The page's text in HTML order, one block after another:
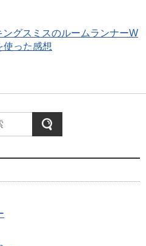
ングスミスのルームランナーW
使った感想